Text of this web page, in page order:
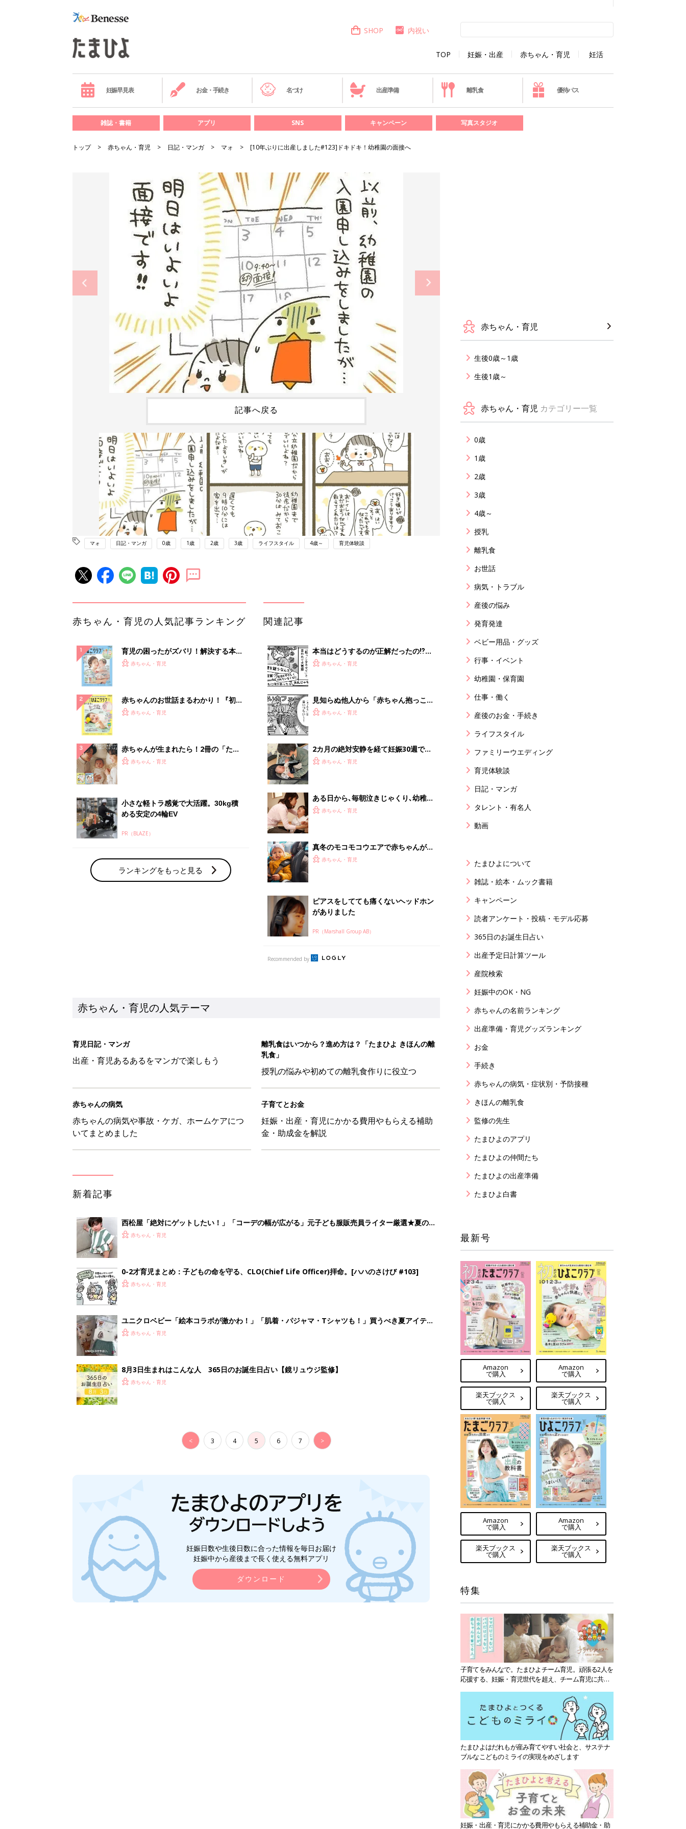
TOP 妊娠・出産 赤ちゃん・育児 妊活
SHOP 内祝い
妊娠早見表 お金・手続き 名づけ 出産準備 離乳食 優待パス
雑誌・書籍 アプリ SNS キャンペーン 写真スタジオ
トップ 赤ちゃん・育児 日記・マンガ マォ [10年ぶりに出産しました#123]ドキドキ！幼稚園の面接へ
記事へ戻る
マォ 日記・マンガ 0歳 1歳 2歳 3歳 ライフスタイル 4歳～ 育児体験談
赤ちゃん・育児の人気記事ランキング
育児の困ったがズバリ！解決する本
『ひよこクラブ 夏号』 4カ月～2才
赤ちゃん・育児
赤ちゃんのお世話まるわかり！『初め
てのひよこクラブ 夏号』〈巻頭大特
赤ちゃん・育児
赤ちゃんが生まれたら！2冊の「たま
ひよ」
赤ちゃん・育児
小さな軽トラ感覚で大活躍。30kg積
める安定の4輪EV
PR（BLAZE）
ランキングをもっと見る
関連記事
本当はどうするのが正解だったの⁉︎
「抱っこさせて問題」にぐるぐる大葛
赤ちゃん・育児
見知らぬ他人から「赤ちゃん抱っこさ
せて〜」と言われたら、どうしたらい
赤ちゃん・育児
2カ月の絶対安静を経て妊娠30週で第
3子を出産、子宮を全摘出。娘には
赤ちゃん・育児
ある日から､毎朝泣きじゃくり､幼稚園
に登園できなくなった女の子｡どう対
赤ちゃん・育児
真冬のモコモコウエアで赤ちゃんが救
急搬送･･･!?ダウン着用でのチャイル
赤ちゃん・育児
ピアスをしてても痛くないヘッドホン
がありました
PR（Marshall Group AB）
Recommended by
赤ちゃん・育児の人気テーマ
育児日記・マンガ
出産・育児あるあるをマンガで楽しもう
離乳食はいつから？進め方は？「たまひよ きほんの離
乳食」
授乳の悩みや初めての離乳食作りに役立つ
赤ちゃんの病気
赤ちゃんの病気や事故・ケガ、ホームケアにつ
いてまとめました
子育てとお金
妊娠・出産・育児にかかる費用やもらえる補助
金・助成金を解説
新着記事
西松屋「絶対にゲットしたい！」「コーデの幅が広がる」元子ども服販売員ライター厳選★夏のバ
ズりアイテム5選
赤ちゃん・育児
0-2才育児まとめ：子どもの命を守る、CLO(Chief Life Officer)拝命。[ハハのさけび #103]
赤ちゃん・育児
ユニクロベビー「絵本コラボが激かわ！」「肌着・パジャマ・Tシャツも！」買うべき夏アイテム
5選赤ちゃん・育児
8月3日生まれはこんな人 365日のお誕生日占い【鏡リュウジ監修】
赤ちゃん・育児
< 3 4 5 6 7 >
妊娠日数や生後日数に合った情報を毎日お届け
妊娠中から産後まで長く使える無料アプリ
ダウンロード
赤ちゃん・育児
生後0歳～1歳
生後1歳～
赤ちゃん・育児 カテゴリー一覧
0歳
1歳
2歳
3歳
4歳～
授乳
離乳食
お世話
病気・トラブル
産後の悩み
発育発達
ベビー用品・グッズ
行事・イベント
幼稚園・保育園
仕事・働く
産後のお金・手続き
ライフスタイル
ファミリーウエディング
育児体験談
日記・マンガ
タレント・有名人
動画
たまひよについて
雑誌・絵本・ムック書籍
キャンペーン
読者アンケート・投稿・モデル応募
365日のお誕生日占い
出産予定日計算ツール
産院検索
妊娠中のOK・NG
赤ちゃんの名前ランキング
出産準備・育児グッズランキング
お金
手続き
赤ちゃんの病気・症状別・予防接種
きほんの離乳食
監修の先生
たまひよのアプリ
たまひよの仲間たち
たまひよの出産準備
たまひよ白書
最新号
Amazon
で購入
楽天ブックス
で購入
Amazon
で購入
楽天ブックス
で購入
Amazon
で購入
楽天ブックス
で購入
Amazon
で購入
楽天ブックス
で購入
特集
子育てをみんなで。たまひよチーム育児。頑張る2人を
応援する、妊娠・育児世代を超え、チーム育児に共感
たまひよはだれもが産み育てやすい社会と、サステナ
ブルなこどものミライの実現をめざします
妊娠・出産・育児にかかる費用やもらえる補助金・助